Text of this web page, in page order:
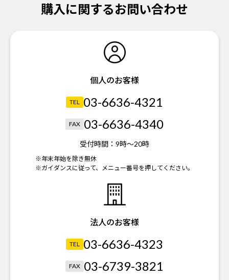
購入に関するお問い合わせ
個人のお客様
TEL 03-6636-4321
FAX 03-6636-4340
受付時間： 9時～20時
※年末年始を除き無休
※ガイダンスに従って、メニュー番号を押してください。
法人のお客様
TEL 03-6636-4323
FAX 03-6739-3821